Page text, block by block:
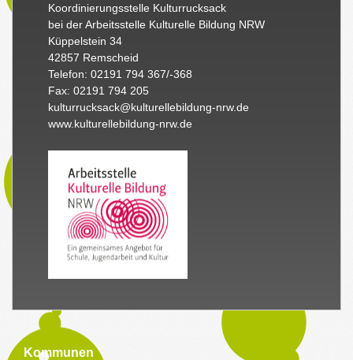
Koordinierungsstelle Kulturrucksack
bei der Arbeitsstelle Kulturelle Bildung NRW
Küppelstein 34
42857 Remscheid
Telefon: 02191 794 367/-368
Fax: 02191 794 205
kulturrucksack@kulturellebildung-nrw.de
www.kulturellebildung-nrw.de
Kommunen